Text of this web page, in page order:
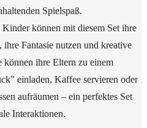
Spielspaß.
Kinder können mit diesem Set ihre
ihre Fantasie nutzen und kreative
können ihre Eltern zu einem
einladen, Kaffee servieren oder
aufräumen – ein perfektes Set
Interaktionen.